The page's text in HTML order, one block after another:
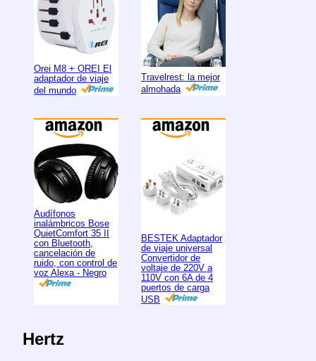
Orei M8 + OREI El
adaptador de viaje
del mundo
Travelrest: la mejor
almohada
Audífonos
inalámbricos Bose
QuietComfort 35 II
con Bluetooth,
cancelación de
ruido, con control de
voz Alexa - Negro
BESTEK Adaptador
de viaje universal
Convertidor de
voltaje de 220V a
110V con 6A de 4
puertos de carga
USB
Hertz